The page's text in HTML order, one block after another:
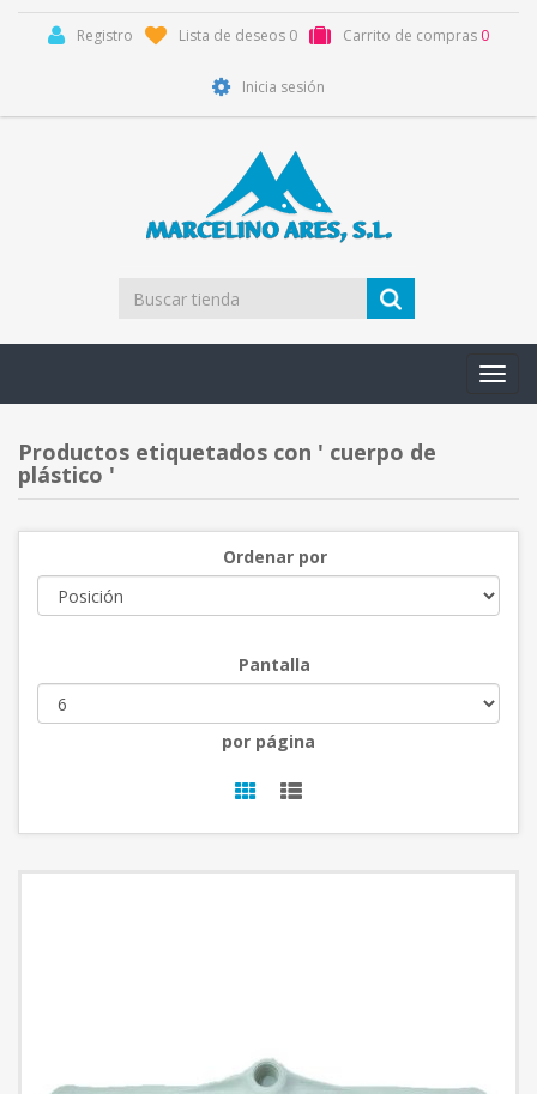
Registro Lista de deseos 0 Carrito de compras 0
Inicia sesión
Productos etiquetados con ' cuerpo de
plástico '
Ordenar por
Pantalla
por página